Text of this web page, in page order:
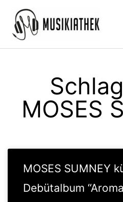
Inhalt
springen
MOSES
MOSES SUMNEY
Debütalbum